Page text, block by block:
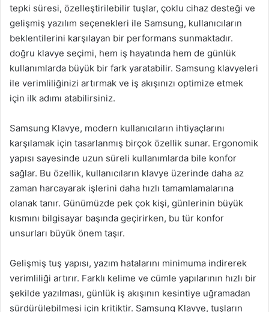
tepki süresi, özelleştirilebilir tuşlar, çoklu cihaz desteği ve
gelişmiş yazılım seçenekleri ile Samsung, kullanıcıların
beklentilerini karşılayan bir performans sunmaktadır.
doğru klavye seçimi, hem iş hayatında hem de günlük
kullanımlarda büyük bir fark yaratabilir. Samsung klavyeleri
ile verimliliğinizi artırmak ve iş akışınızı optimize etmek
için ilk adımı atabilirsiniz.
Samsung Klavye, modern kullanıcıların ihtiyaçlarını
karşılamak için tasarlanmış birçok özellik sunar. Ergonomik
yapısı sayesinde uzun süreli kullanımlarda bile konfor
sağlar. Bu özellik, kullanıcıların klavye üzerinde daha az
zaman harcayarak işlerini daha hızlı tamamlamalarına
olanak tanır. Günümüzde pek çok kişi, günlerinin büyük
kısmını bilgisayar başında geçirirken, bu tür konfor
unsurları büyük önem taşır.
Gelişmiş tuş yapısı, yazım hatalarını minimuma indirerek
verimliliği artırır. Farklı kelime ve cümle yapılarının hızlı bir
şekilde yazılması, günlük iş akışının kesintiye uğramadan
sürdürülebilmesi için kritiktir. Samsung Klavye, tuşların